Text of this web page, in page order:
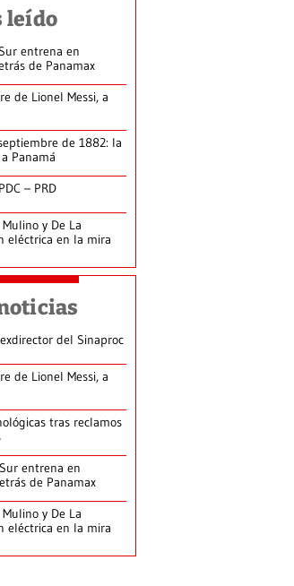
leído
entrena en
de Panamax
de Lionel Messi, a
de 1882: la
Panamá
– PRD
y De La
eléctrica en la mira
del Sinaproc
de Lionel Messi, a
tras reclamos
entrena en
de Panamax
y De La
eléctrica en la mira